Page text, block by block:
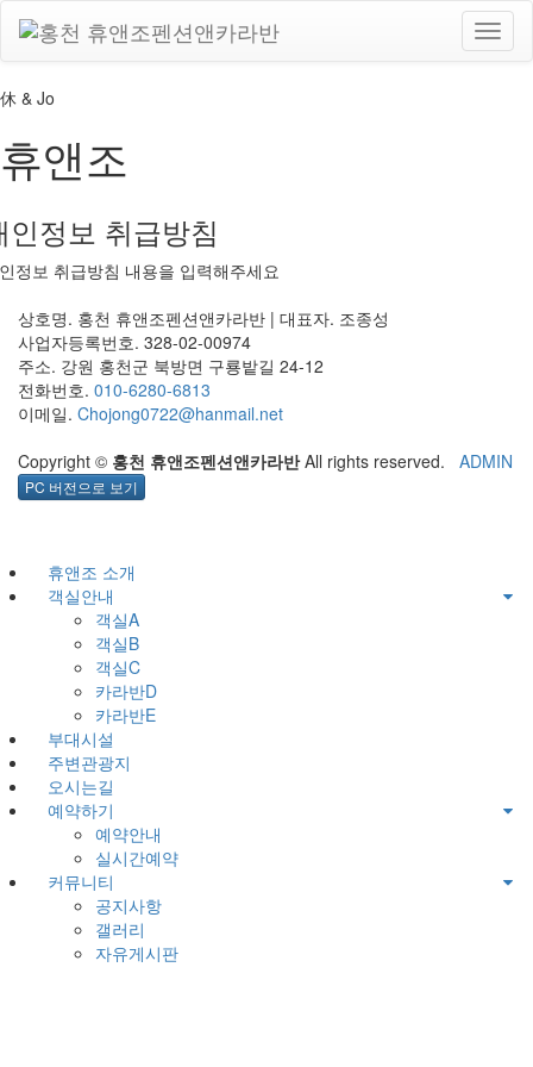
休 & Jo
휴앤조
인정보 취급방침
정보 취급방침 내용을 입력해주세요
상호명. 홍천 휴앤조펜션앤카라반 | 대표자. 조종성
사업자등록번호. 328-02-00974
주소. 강원 홍천군 북방면 구룡밭길 24-12
전화번호. 010-6280-6813
이메일. Chojong0722@hanmail.net
Copyright © 홍천 휴앤조펜션앤카라반All rights reserved. ADMIN
PC 버전으로 보기
휴앤조 소개
객실안내
객실A
객실B
객실C
카라반D
카라반E
부대시설
주변관광지
오시는길
예약하기
예약안내
실시간예약
커뮤니티
공지사항
갤러리
자유게시판